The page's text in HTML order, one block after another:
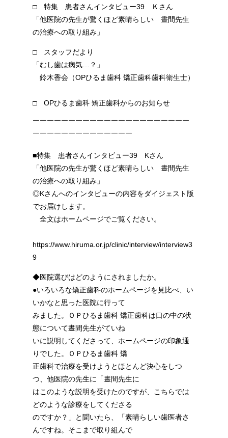
□ 特集 患者さんインタビュー39 Ｋさん
「他医院の先生が驚くほど素晴らしい 晝間先生
の治療への取り組み」
□ スタッフだより
「むし歯は病気…？」
鈴木香会（OPひるま歯科 矯正歯科歯科衛生士）
□ OPひるま歯科 矯正歯科からのお知らせ
￣￣￣￣￣￣￣￣￣￣￣￣￣￣￣￣￣￣￣￣￣￣
￣￣￣￣￣￣￣￣￣￣￣￣￣￣
■特集 患者さんインタビュー39 Kさん
「他医院の先生が驚くほど素晴らしい 晝間先生
の治療への取り組み」
◎Kさんへのインタビューの内容をダイジェスト版
でお届けします。
全文はホームページでご覧ください。
https://www.hiruma.or.jp/clinic/interview/interview3
9
◆医院選びはどのようにされましたか。
●いろいろな矯正歯科のホームページを見比べ、い
いかなと思った医院に行って
みました。ＯＰひるま歯科 矯正歯科は口の中の状
態について晝間先生がていね
いに説明してくださって、ホームページの印象通
りでした。ＯＰひるま歯科 矯
正歯科で治療を受けようとほとんど決心をしつ
つ、他医院の先生に「晝間先生に
はこのような説明を受けたのですが、こちらでは
どのような診療をしてくださる
のですか？」と聞いたら、「素晴らしい歯医者さ
んですね。そこまで取り組んで